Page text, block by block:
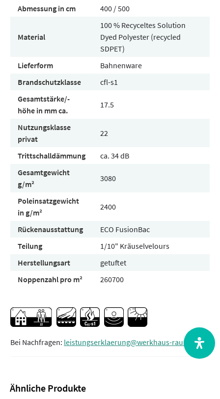
Abmessung in cm 400 / 500
Material
100 % Recyceltes Solution
Dyed Polyester (recycled
SDPET)
Lieferform
Bahnenware
Brandschutzklasse
cfl-s1
Gesamtstärke/-
höhe in mm ca.
17.5
Nutzungsklasse
privat
22
Trittschalldämmung
ca. 34 dB
Gesamtgewicht
g/m²
3080
Poleinsatzgewicht
in g/m²
2400
Rückenausstattung
ECO FusionBac
Teilung
1/10" Kräuselvelours
Herstellungsart
getuftet
Noppenzahl pro m²
260700
Bei Nachfragen: leistungserklaerung@werkhaus-raum.de
Ähnliche Produkte